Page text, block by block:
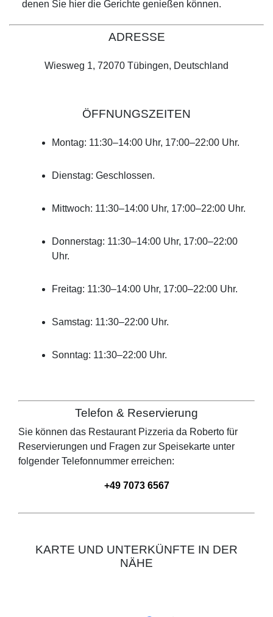
denen Sie hier die Gerichte genießen können.
ADRESSE
Wiesweg 1, 72070 Tübingen, Deutschland
ÖFFNUNGSZEITEN
Montag: 11:30–14:00 Uhr, 17:00–22:00 Uhr.
Dienstag: Geschlossen.
Mittwoch: 11:30–14:00 Uhr, 17:00–22:00 Uhr.
Donnerstag: 11:30–14:00 Uhr, 17:00–22:00
Uhr.
Freitag: 11:30–14:00 Uhr, 17:00–22:00 Uhr.
Samstag: 11:30–22:00 Uhr.
Sonntag: 11:30–22:00 Uhr.
Telefon & Reservierung
Sie können das Restaurant Pizzeria da Roberto für
Reservierungen und Fragen zur Speisekarte unter
folgender Telefonnummer erreichen:
+49 7073 6567
KARTE UND UNTERKÜNFTE IN DER
NÄHE